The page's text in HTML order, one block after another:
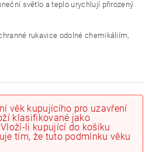
světlo a teplo urychlují přirozený
rukavice odolné chemikáliím,
věk kupujícího pro uzavření
klasifikované jako
li kupující do košíku
tím, že tuto podmínku věku